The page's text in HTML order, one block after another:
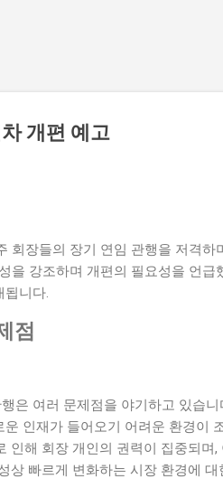
개편 예고
회장들의 장기 연임 관행을 저격하
을 강조하며 개편의 필요성을 언
니다.
점
은 여러 문제점을 야기하고 있습
인재가 들어오기 어려운 환경이
인해 회장 개인의 권력이 집중되
상 빠르게 변화하는 시장 환경에